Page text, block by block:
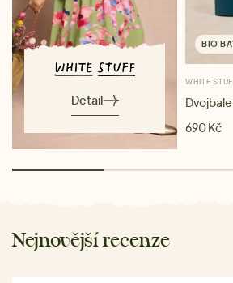
Detail
BIO
WHITE
690 Kč
Nejnovější recenze